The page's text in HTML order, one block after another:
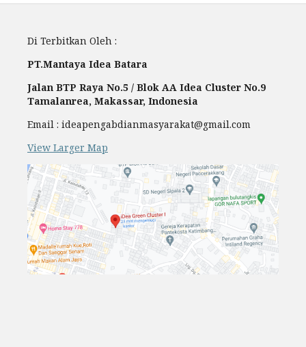
Di Terbitkan Oleh :
PT.Mantaya Idea Batara
Jalan BTP Raya No.5 / Blok AA Idea Cluster No.9
Tamalanrea, Makassar, Indonesia
Email : ideapengabdianmasyarakat@gmail.com
View Larger Map